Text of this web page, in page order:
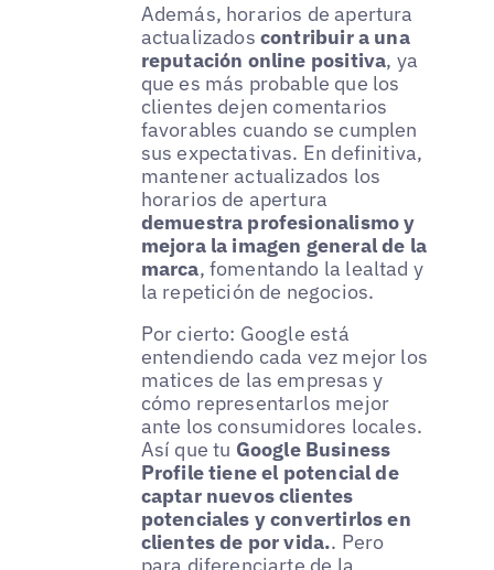
Además, horarios de apertura
actualizados contribuir a una
reputación online positiva, ya
que es más probable que los
clientes dejen comentarios
favorables cuando se cumplen
sus expectativas. En definitiva,
mantener actualizados los
horarios de apertura
demuestra profesionalismo y
mejora la imagen general de la
marca, fomentando la lealtad y
la repetición de negocios.
Por cierto: Google está
entendiendo cada vez mejor los
matices de las empresas y
cómo representarlos mejor
ante los consumidores locales.
Así que tu Google Business
Profile tiene el potencial de
captar nuevos clientes
potenciales y convertirlos en
clientes de por vida.. Pero